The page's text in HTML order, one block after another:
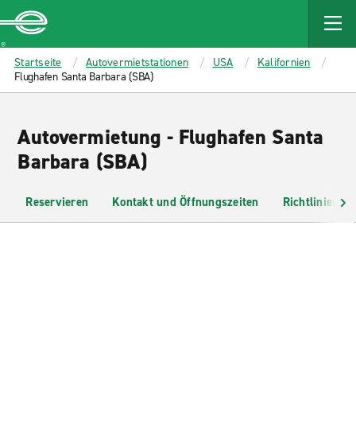
MAIN
CONTENT
Enterprise
Startseite Autovermietstationen USA
Kalifornien
Flughafen Santa Barbara (SBA)
Autovermietung - Flughafen Santa
Barbara (SBA)
Reservieren Kontakt und Öffnungszeiten Richtlinien